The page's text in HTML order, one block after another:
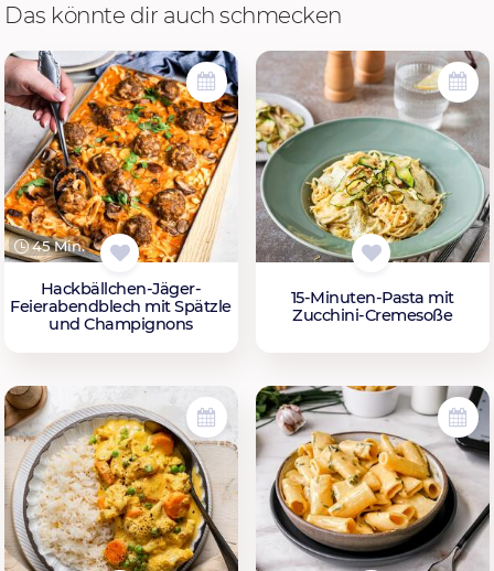
Das könnte dir auch schmecken
45 Min.
Hackbällchen-Jäger-
Feierabendblech mit Spätzle
und Champignons
15-Minuten-Pasta mit
Zucchini-Cremesoße